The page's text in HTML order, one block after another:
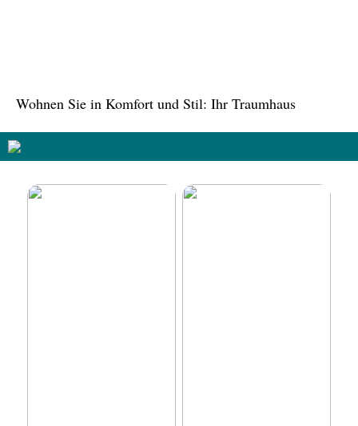
Wohnen Sie in Komfort und Stil: Ihr Traumhaus